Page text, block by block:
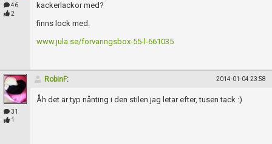
46
2
kackerlackor med?
finns lock med.
www.jula.se/forvaringsbox-55-l-661035
31
1
RobinF: 2014-01-04 23:58
Åh det är typ nånting i den stilen jag letar efter, tusen tack :)